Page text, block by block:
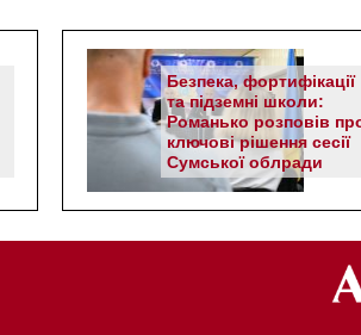
Безпека, фортифікації
та підземні школи:
Романько розповів
ключові рішення сесії
Сумської облради